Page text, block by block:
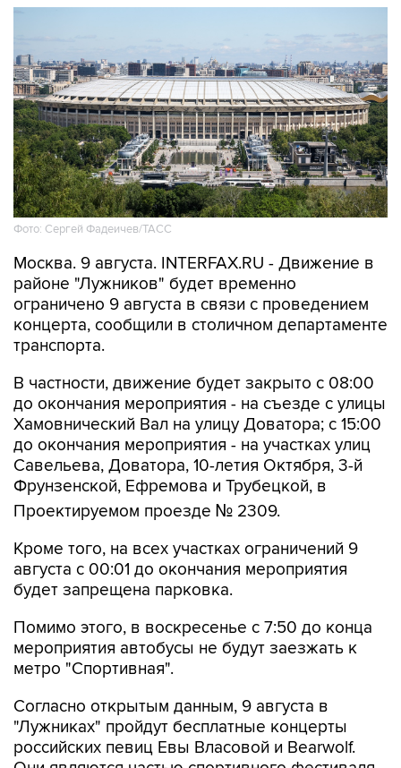
Фото: Сергей Фадеичев/ТАСС
Москва. 9 августа. INTERFAX.RU - Движение в
ограничено 9 августа в связи с проведением
концерта, сообщили в столичном департаменте
транспорта.
В частности, движение будет закрыто с 08:00
Хамовнический Вал на улицу Доватора; с 15:00
до окончания мероприятия - на участках улиц
Савельева, Доватора, 10-летия Октября, 3-й
Фрунзенской, Ефремова и Трубецкой, в
Проектируемом проезде № 2309.
Кроме того, на всех участках ограничений 9
будет запрещена парковка.
Помимо этого, в воскресенье с 7:50 до конца
метро "Спортивная".
Согласно открытым данным, 9 августа в
российских певиц Евы Власовой и Bearwolf.
Они являются частью спортивного фестиваля
и фестиваля спортивных единоборств.